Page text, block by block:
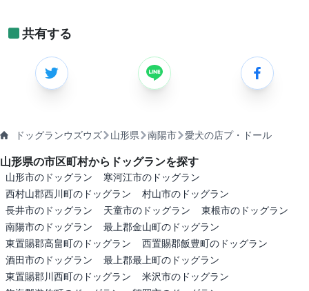
共有する
ドッグランウズウズ 山形県 南陽市 愛犬の店プ・ドール
山形県の市区町村からドッグランを探す
山形市のドッグラン
寒河江市のドッグラン
西村山郡西川町のドッグラン
村山市のドッグラン
長井市のドッグラン
天童市のドッグラン
東根市のドッグラン
南陽市のドッグラン
最上郡金山町のドッグラン
東置賜郡高畠町のドッグラン
西置賜郡飯豊町のドッグラン
酒田市のドッグラン
最上郡最上町のドッグラン
東置賜郡川西町のドッグラン
米沢市のドッグラン